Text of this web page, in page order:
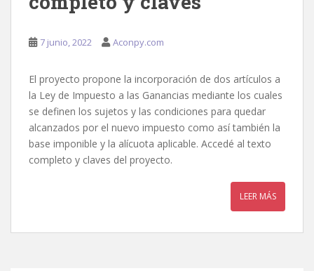
7 junio, 2022 Aconpy.com
El proyecto propone la incorporación de dos artículos a
la Ley de Impuesto a las Ganancias mediante los cuales
se definen los sujetos y las condiciones para quedar
alcanzados por el nuevo impuesto como así también la
base imponible y la alícuota aplicable. Accedé al texto
completo y claves del proyecto.
LEER MÁS